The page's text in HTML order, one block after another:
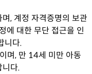
, 계정 자격증명의 보관
에 대한 무단 접근을 인
니다.
며, 만 14세 미만 아동
니다.